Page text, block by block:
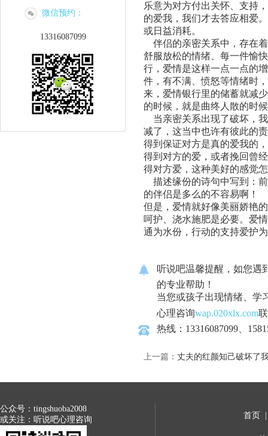
微信预约：
13316087099
乐意为对方付出关怀、支持
的爱我，我们才去答应相爱
或日益消耗。
伴侣的亲密关系中，存在
舒服放松的情绪、每一件愉
行，爱情是这样一点一点的
件，有不满、愤怒等情绪时
来，爱情银行里的储蓄就减
的时候，就是曲终人散的时
当亲密关系出现了破坏，
减了，这当中也许有彼此的
得到保证对方是真的爱我的
得到对方的爱，或者挽回曾
得对方爱，这种美好的感觉
描述缘份的诗句中写到：
的伴侣是多么的不容易啊！
但是，爱情就好像美丽娇艳
呵护、浇水施肥是必要。爱
通为水份，行动的支持爱护
听说吧温馨提醒，如您遇
的专业帮助！
当您或孩子出现情绪、学
心理咨询wap.020xlx.com
热线：13316087099、
上一篇： 丈夫的红颜知己破坏了
公众号：tingshuoba2008
或关注：听说吧心理咨询
首页